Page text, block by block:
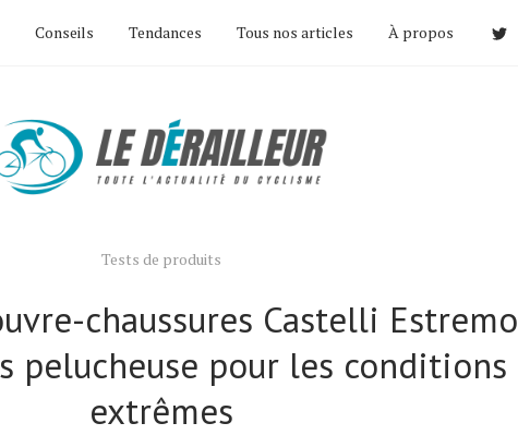
Conseils Tendances Tous nos articles À propos
Tests de produits
chaussures Castelli Estremo
pelucheuse pour les conditions
extrêmes